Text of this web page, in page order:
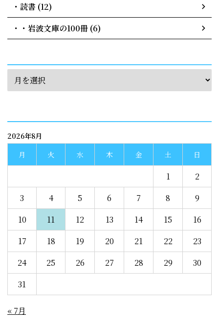
・読書 (12)
・・岩波文庫の100冊 (6)
2026年8月
月
火 水 木 金 土 日
1
2
3
4 5 6 7 8
9
10
11 12 13 14 15
16
17
18 19 20 21 22
23
24
25 26 27 28 29
30
31
« 7月